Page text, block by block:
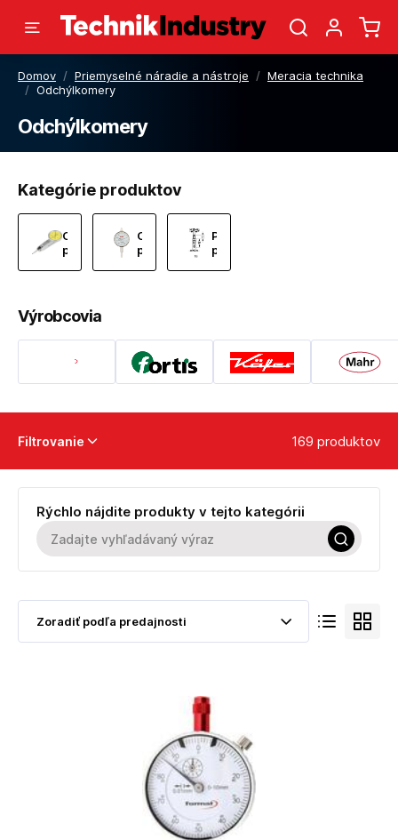
Domov / Priemyselné náradie a nástroje / Meracia technika
/ Odchýlkomery
Odchýlkomery
Kategórie produktov
Odchýlkomery
páčkové
Odchýlkomery
presné
Príslušenstvo
pre
Výrobcovia
Filtrovanie 169 produktov
Rýchlo nájdite produkty v tejto kategórii